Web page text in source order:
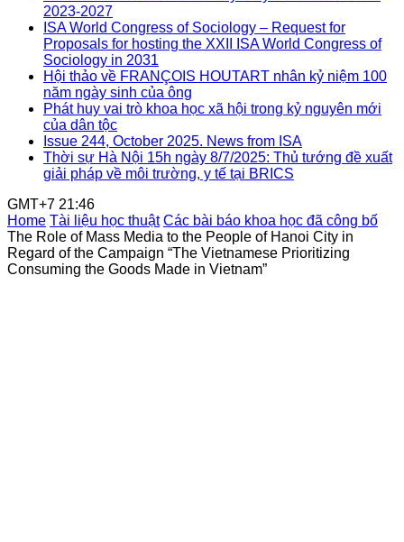
2023-2027
ISA World Congress of Sociology – Request for
Proposals for hosting the XXII ISA World Congress of
Sociology in 2031
Hội thảo về FRANÇOIS HOUTART nhân kỷ niệm 100
năm ngày sinh của ông
Phát huy vai trò khoa học xã hội trong kỷ nguyên mới
của dân tộc
Issue 244, October 2025. News from ISA
Thời sự Hà Nội 15h ngày 8/7/2025: Thủ tướng đề xuất
giải pháp về môi trường, y tế tại BRICS
GMT+7 21:46
Home Tài liệu học thuật Các bài báo khoa học đã công bố
The Role of Mass Media to the People of Hanoi City in
Regard of the Campaign “The Vietnamese Prioritizing
Consuming the Goods Made in Vietnam”